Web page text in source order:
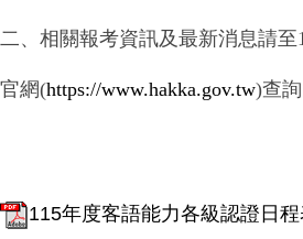
二、相關報考資訊及最新消息請
官網(https://www.hakka.gov.tw)查詢
115年度客語能力各級認證日